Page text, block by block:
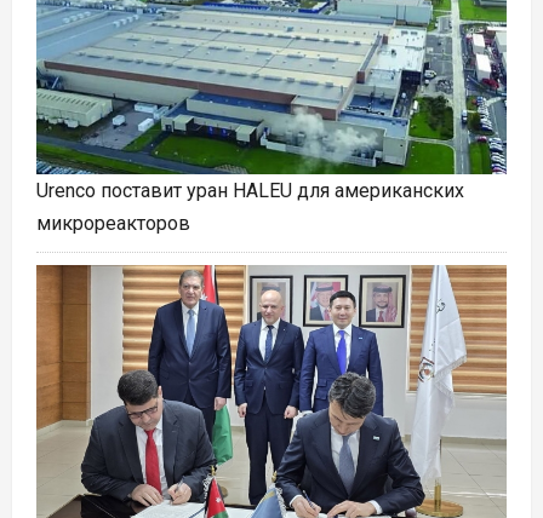
Urenco поставит уран HALEU для американских
микрореакторов